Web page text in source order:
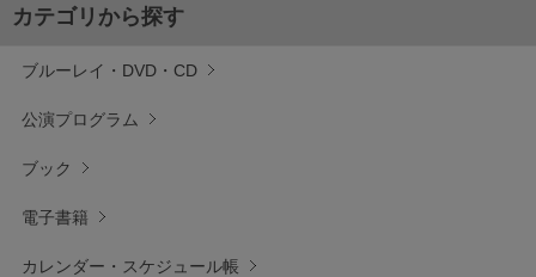
カテゴリから探す
ブルーレイ・DVD・CD
公演プログラム
ブック
電子書籍
カレンダー・スケジュール帳